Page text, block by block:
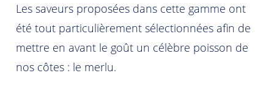
Les saveurs proposées dans cette gamme ont
été tout particulièrement sélectionnées afin de
mettre en avant le goût un célèbre poisson de
nos côtes : le merlu.